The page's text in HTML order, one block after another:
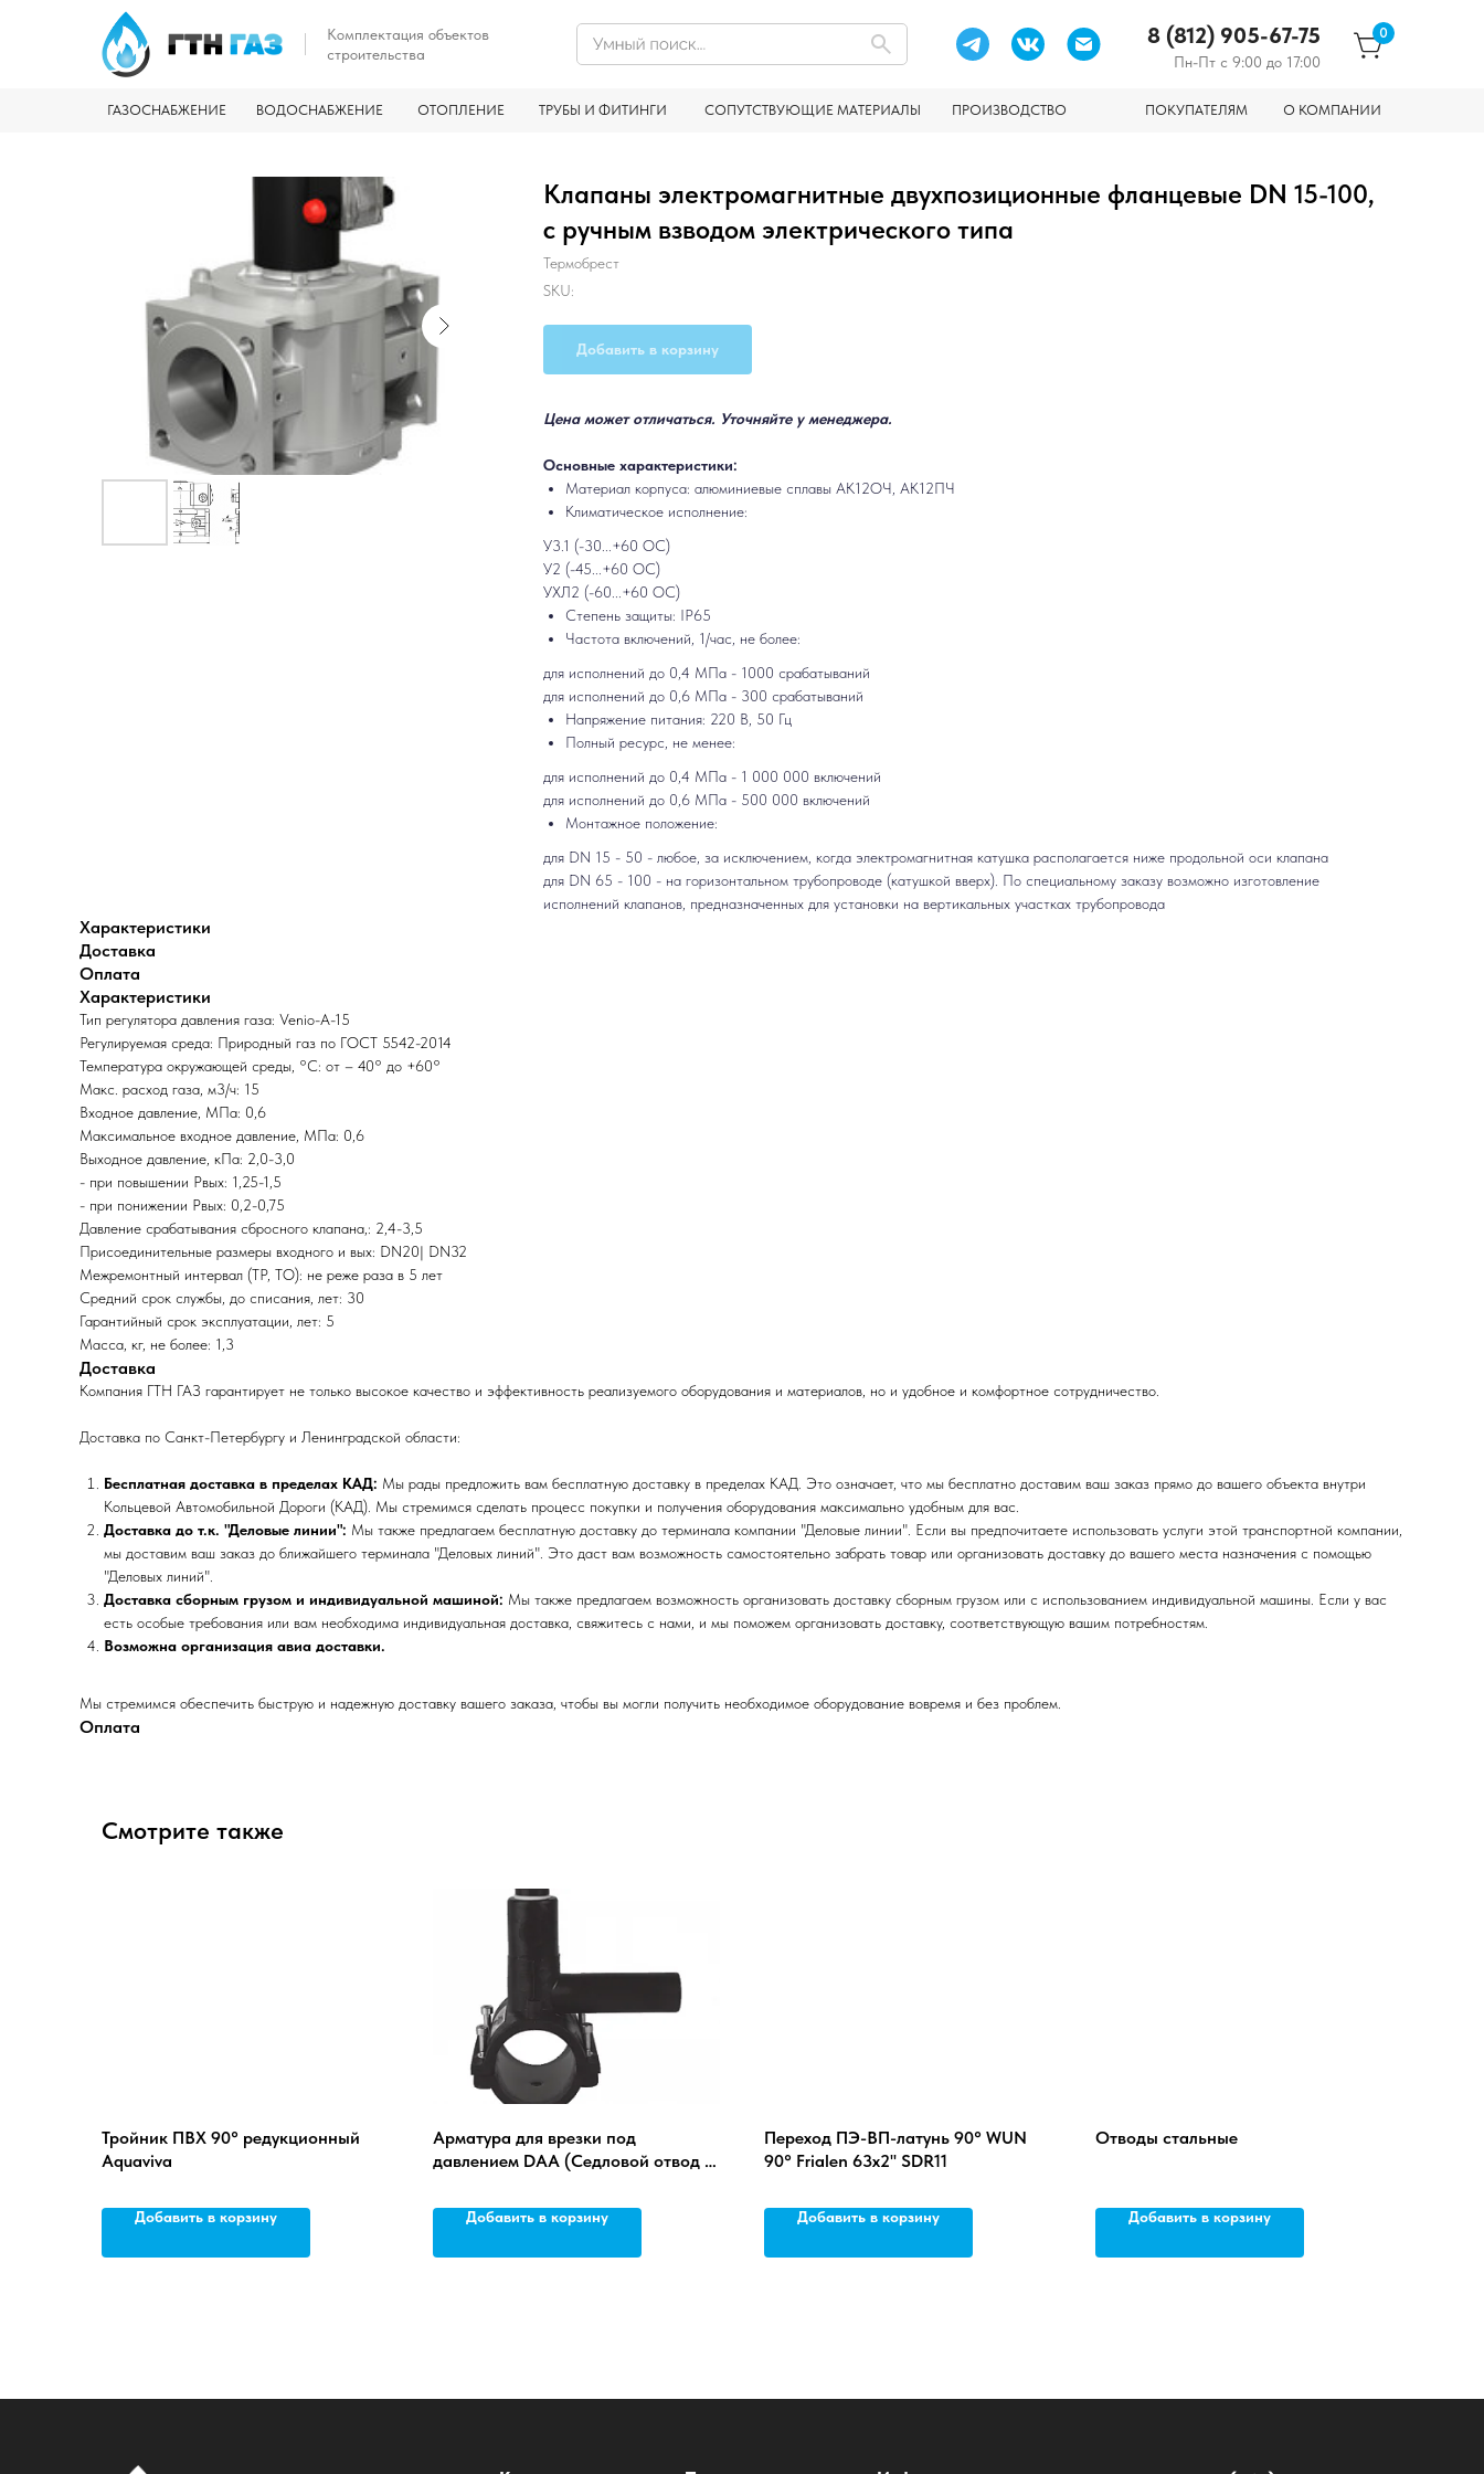
ГАЗОСНАБЖЕНИЕ
Комплектация объектов
строительства
ВОДОСНАБЖЕНИЕ ТРУБЫ И ФИТИНГИ
ОТОПЛЕНИЕ ПОКУПАТЕЛЯМ О КОМПАНИИ
8 (812) 905-67-75
Пн-Пт с 9:00 до 17:00
СОПУТСТВУЮЩИЕ МАТЕРИАЛЫ
0
ПРОИЗВОДСТВО
Клапаны электромагнитные двухпозиционные фланцевые DN 15-100,
с ручным взводом электрического типа
Термобрест
SKU:
Добавить в корзину
Цена может отличаться. Уточняйте у менеджера.
Основные характеристики:
Материал корпуса: алюминиевые сплавы АК12ОЧ, АК12ПЧ
Климатическое исполнение:
У3.1 (-30...+60 ОС)
У2 (-45...+60 ОС)
УХЛ2 (-60...+60 ОС)
Степень защиты: IP65
Частота включений, 1/час, не более:
для исполнений до 0,4 МПа - 1000 срабатываний
для исполнений до 0,6 МПа - 300 срабатываний
Напряжение питания: 220 В, 50 Гц
Полный ресурс, не менее:
для исполнений до 0,4 МПа - 1 000 000 включений
для исполнений до 0,6 МПа - 500 000 включений
Монтажное положение:
для DN 15 - 50 - любое, за исключением, когда электромагнитная катушка располагается ниже продольной оси клапана
для DN 65 - 100 - на горизонтальном трубопроводе (катушкой вверх). По специальному заказу возможно изготовление
исполнений клапанов, предназначенных для установки на вертикальных участках трубопровода
Характеристики
Доставка
Оплата
Характеристики
Тип регулятора давления газа: Venio-A-15
Регулируемая среда: Природный газ по ГОСТ 5542-2014
Температура окружающей среды, °C: от – 40° до +60°
Макс. расход газа, м3/ч: 15
Входное давление, МПа: 0,6
Максимальное входное давление, МПа: 0,6
Выходное давление, кПа: 2,0-3,0
- при повышении Рвых: 1,25-1,5
- при понижении Рвых: 0,2-0,75
Давление срабатывания сбросного клапана,: 2,4-3,5
Присоединительные размеры входного и вых: DN20| DN32
Межремонтный интервал (ТР, ТО): не реже раза в 5 лет
Средний срок службы, до списания, лет: 30
Гарантийный срок эксплуатации, лет: 5
Масса, кг, не более: 1,3
Доставка
Компания ГТН ГАЗ гарантирует не только высокое качество и эффективность реализуемого оборудования и материалов, но и удобное и комфортное сотрудничество.
Доставка по Санкт-Петербургу и Ленинградской области:
Бесплатная доставка в пределах КАД: Мы рады предложить вам бесплатную доставку в пределах КАД. Это означает, что мы бесплатно доставим ваш заказ прямо до вашего объекта внутри
Кольцевой Автомобильной Дороги (КАД). Мы стремимся сделать процесс покупки и получения оборудования максимально удобным для вас.
Доставка до т.к. "Деловые линии": Мы также предлагаем бесплатную доставку до терминала компании "Деловые линии". Если вы предпочитаете использовать услуги этой транспортной компании,
мы доставим ваш заказ до ближайшего терминала "Деловых линий". Это даст вам возможность самостоятельно забрать товар или организовать доставку до вашего места назначения с помощью
"Деловых линий".
Доставка сборным грузом и индивидуальной машиной: Мы также предлагаем возможность организовать доставку сборным грузом или с использованием индивидуальной машины. Если у вас
есть особые требования или вам необходима индивидуальная доставка, свяжитесь с нами, и мы поможем организовать доставку, соответствующую вашим потребностям.
Возможна организация авиа доставки.
Мы стремимся обеспечить быструю и надежную доставку вашего заказа, чтобы вы могли получить необходимое оборудование вовремя и без проблем.
Оплата
Смотрите также
Тройник ПВХ 90° редукционный
Aquaviva
Добавить в корзину
Арматура для врезки под
давлением DAA (Седловой отвод -
Добавить в корзину
Переход ПЭ-ВП-латунь 90° WUN
90° Frialen 63x2'' SDR11
Добавить в корзину
Отводы стальные
Добавить в корзину